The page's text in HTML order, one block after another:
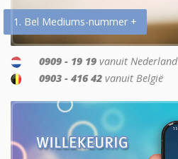
1. Bel Mediums-nummer +
0909 - 19 19 vanuit Nederland
0903 - 416 42 vanuit België